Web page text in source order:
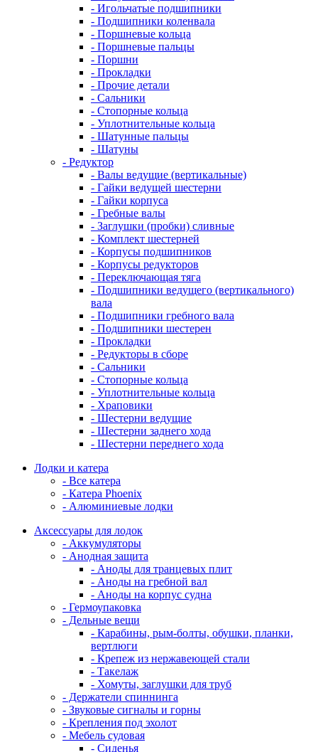
- Игольчатые подшипники
- Подшипники коленвала
- Поршневые кольца
- Поршневые пальцы
- Поршни
- Прокладки
- Прочие детали
- Сальники
- Стопорные кольца
- Уплотнительные кольца
- Шатунные пальцы
- Шатуны
- Редуктор
- Валы ведущие (вертикальные)
- Гайки ведущей шестерни
- Гайки корпуса
- Гребные валы
- Заглушки (пробки) сливные
- Комплект шестерней
- Корпусы подшипников
- Корпусы редукторов
- Переключающая тяга
- Подшипники ведущего (вертикального)
вала
- Подшипники гребного вала
- Подшипники шестерен
- Прокладки
- Редукторы в сборе
- Сальники
- Стопорные кольца
- Уплотнительные кольца
- Храповики
- Шестерни ведущие
- Шестерни заднего хода
- Шестерни переднего хода
Лодки и катера
- Все катера
- Катера Phoenix
- Алюминиевые лодки
Аксессуары для лодок
- Аккумуляторы
- Анодная защита
- Аноды для транцевых плит
- Аноды на гребной вал
- Аноды на корпус судна
- Гермоупаковка
- Дельные вещи
- Карабины, рым-болты, обушки, планки,
вертлюги
- Крепеж из нержавеющей стали
- Такелаж
- Хомуты, заглушки для труб
- Держатели спиннинга
- Звуковые сигналы и горны
- Крепления под эхолот
- Мебель судовая
- Сиденья